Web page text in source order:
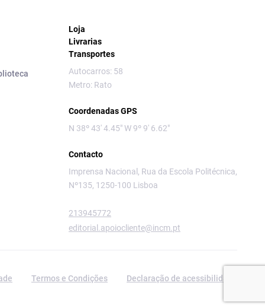
Loja
Livrarias
Transportes
Autocarros: 58
Metro: Rato
Coordenadas GPS
N 38º 43' 4.45" W 9º 9' 6.62"
Contacto
Imprensa Nacional, Rua da Escola Politécnica,
Nº135, 1250-100 Lisboa
213945772
editorial.apoiocliente@incm.pt
Termos e Condições Declaração de acessibilidade